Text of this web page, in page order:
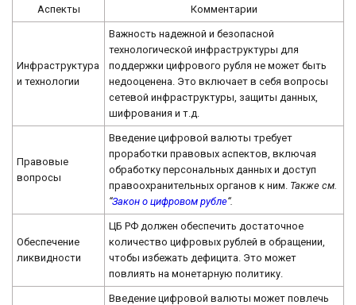
Аспекты Комментарии
Инфраструктура
и технологии
Важность надежной и безопасной
технологической инфраструктуры для
поддержки цифрового рубля не может быть
недооценена. Это включает в себя вопросы
сетевой инфраструктуры, защиты данных,
шифрования и т.д.
Правовые
вопросы
Введение цифровой валюты требует
проработки правовых аспектов, включая
обработку персональных данных и доступ
правоохранительных органов к ним. Также см.
“Закон о цифровом рубле“.
Обеспечение
ликвидности
ЦБ РФ должен обеспечить достаточное
количество цифровых рублей в обращении,
чтобы избежать дефицита. Это может
повлиять на монетарную политику.
Введение цифровой валюты может повлечь